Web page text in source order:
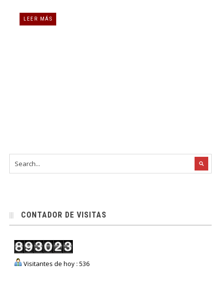
LEER MÁS
CONTADOR DE VISITAS
Visitantes de hoy : 536